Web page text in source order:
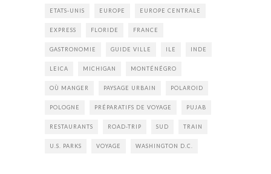
ETATS-UNIS EUROPE EUROPE CENTRALE
EXPRESS FLORIDE FRANCE
GASTRONOMIE GUIDE VILLE ILE INDE
LEICA MICHIGAN MONTÉNÉGRO
OÙ MANGER PAYSAGE URBAIN POLAROID
POLOGNE PRÉPARATIFS DE VOYAGE PUJAB
RESTAURANTS ROAD-TRIP SUD TRAIN
U.S. PARKS VOYAGE WASHINGTON D.C.